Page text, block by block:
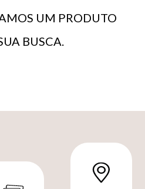
UM PRODUTO
BUSCA.